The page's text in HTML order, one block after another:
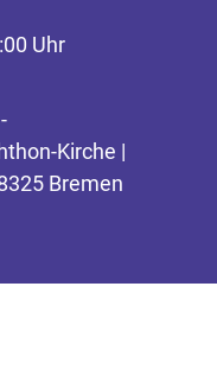
Uhr
Kirche |
Bremen